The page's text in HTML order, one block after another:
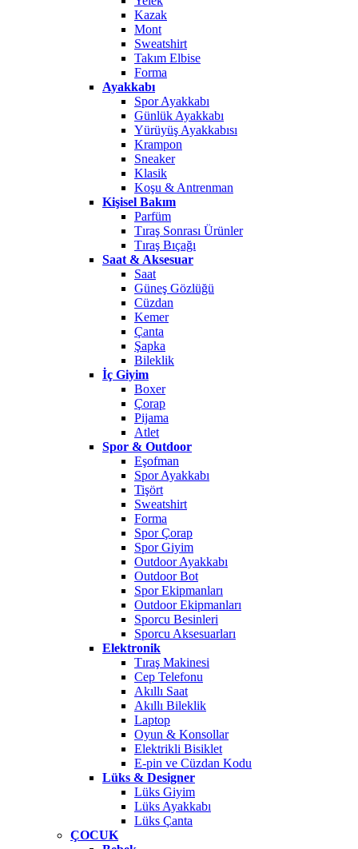
Kazak
Mont
Sweatshirt
Takım Elbise
Forma
Ayakkabı
Spor Ayakkabı
Günlük Ayakkabı
Yürüyüş Ayakkabısı
Krampon
Sneaker
Klasik
Koşu & Antrenman
Kişisel Bakım
Parfüm
Tıraş Sonrası Ürünler
Tıraş Bıçağı
Saat & Aksesuar
Saat
Güneş Gözlüğü
Cüzdan
Kemer
Çanta
Şapka
Bileklik
İç Giyim
Boxer
Çorap
Pijama
Atlet
Spor & Outdoor
Eşofman
Spor Ayakkabı
Tişört
Sweatshirt
Forma
Spor Çorap
Spor Giyim
Outdoor Ayakkabı
Outdoor Bot
Spor Ekipmanları
Outdoor Ekipmanları
Sporcu Besinleri
Sporcu Aksesuarları
Elektronik
Tıraş Makinesi
Cep Telefonu
Akıllı Saat
Akıllı Bileklik
Laptop
Oyun & Konsollar
Elektrikli Bisiklet
E-pin ve Cüzdan Kodu
Lüks & Designer
Lüks Giyim
Lüks Ayakkabı
Lüks Çanta
ÇOCUK